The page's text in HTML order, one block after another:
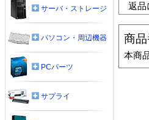
返品
商
本商
サーバ・ストレージ
パソコン・周辺機器
PCパーツ
サプライ